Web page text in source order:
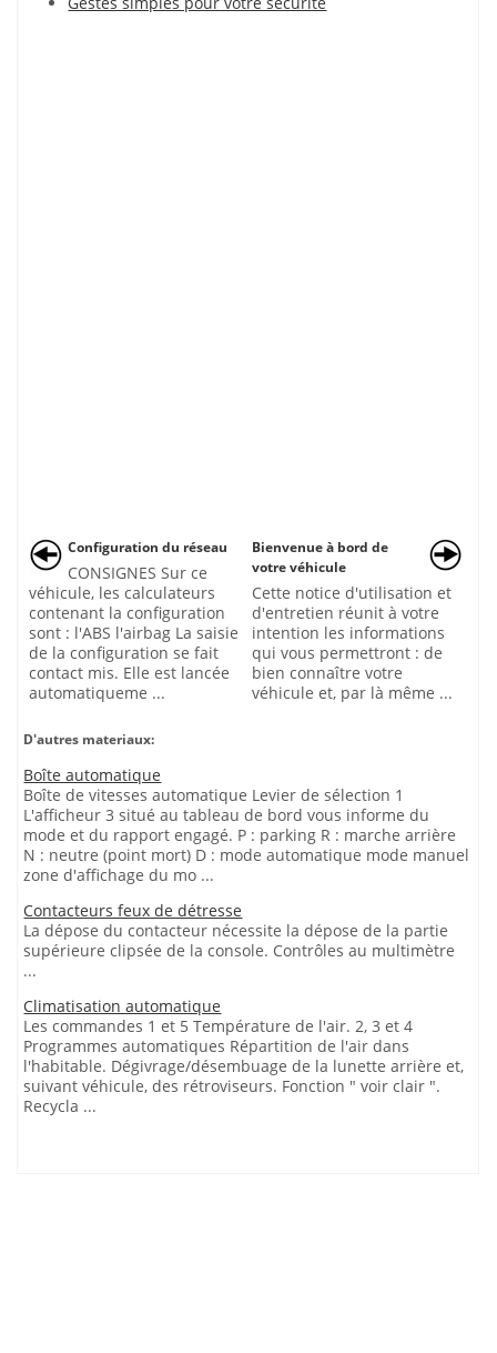
Configuration du réseau
CONSIGNES Sur ce
véhicule, les calculateurs
contenant la configuration
sont : l'ABS l'airbag La saisie
de la configuration se fait
contact mis. Elle est lancée
automatiqueme ...
Bienvenue à bord de
votre véhicule
Cette notice d'utilisation et
d'entretien réunit à votre
intention les informations
qui vous permettront : de
bien connaître votre
véhicule et, par là même ...
D'autres materiaux:
Boîte automatique
Boîte de vitesses automatique Levier de sélection 1
L'afficheur 3 situé au tableau de bord vous informe du
mode et du rapport engagé. P : parking R : marche arrière
N : neutre (point mort) D : mode automatique mode manuel
zone d'affichage du mo ...
Contacteurs feux de détresse
La dépose du contacteur nécessite la dépose de la partie
supérieure clipsée de la console. Contrôles au multimètre
...
Climatisation automatique
Les commandes 1 et 5 Température de l'air. 2, 3 et 4
Programmes automatiques Répartition de l'air dans
l'habitable. Dégivrage/désembuage de la lunette arrière et,
suivant véhicule, des rétroviseurs. Fonction " voir clair ".
Recycla ...